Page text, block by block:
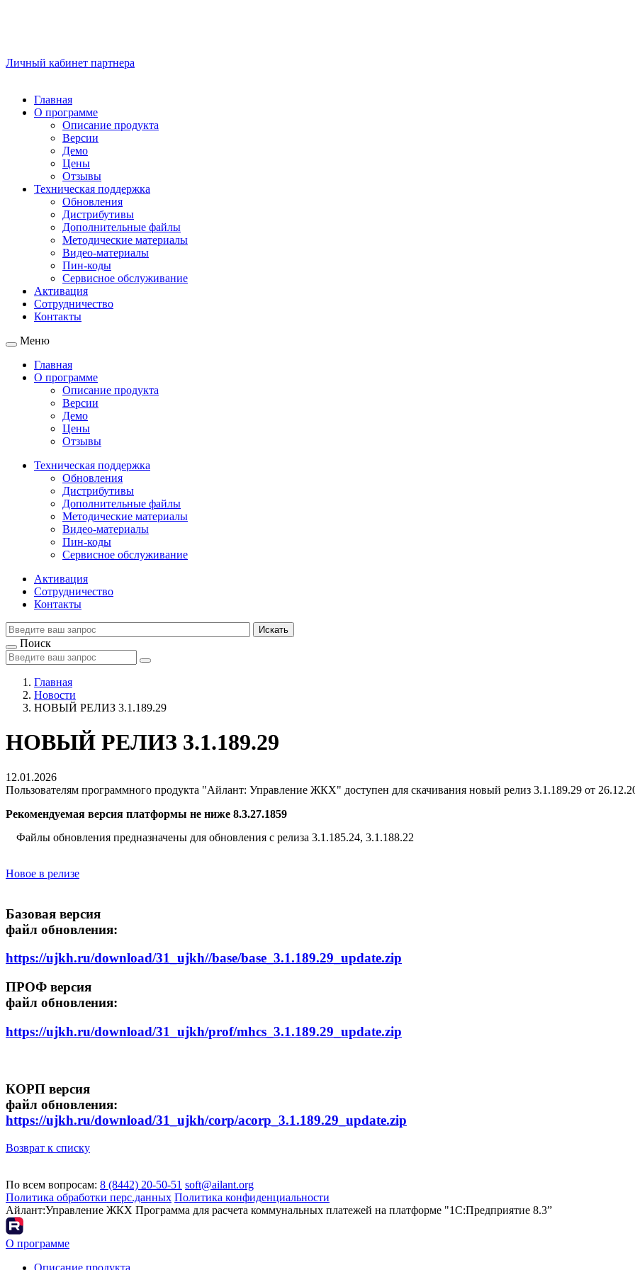
Личный кабинет партнера
Главная
О программе
Описание продукта
Версии
Демо
Цены
Отзывы
Техническая поддержка
Обновления
Дистрибутивы
Дополнительные файлы
Методические материалы
Видео-материалы
Пин-коды
Сервисное обслуживание
Активация
Сотрудничество
Контакты
Меню
Главная
О программе
Описание продукта
Версии
Демо
Цены
Отзывы
Техническая поддержка
Обновления
Дистрибутивы
Дополнительные файлы
Методические материалы
Видео-материалы
Пин-коды
Сервисное обслуживание
Активация
Сотрудничество
Контакты
Искать
Поиск
Главная
Новости
НОВЫЙ РЕЛИЗ 3.1.189.29
НОВЫЙ РЕЛИЗ 3.1.189.29
12.01.2026
Пользователям программного продукта "Айлант: Управление ЖКХ" доступен для скачивания новый релиз 3.1.189.29 от
Рекомендуемая версия платформы не ниже 8.3.27.1859
Файлы обновления предназначены для обновления с релиза 3.1.185.24, 3.1.188.22
Новое в релизе
Базовая версия
файл обновления:
https://ujkh.ru/download/31_ujkh//base/base_3.1.189.29_update.zip
ПРОФ версия
файл обновления:
https://ujkh.ru/download/31_ujkh/prof/mhcs_3.1.189.29_update.zip
КОРП версия
файл обновления:
https://ujkh.ru/download/31_ujkh/corp/acorp_3.1.189.29_update.zip
Возврат к списку
По всем вопросам: 8 (8442) 20-50-51 soft@ailant.org
Политика обработки перс.данных Политика конфиденциальности
Айлант:Управление ЖКХ Программа для расчета коммунальных платежей на платформе "1С:Предприятие 8.3”
О программе
Описание продукта